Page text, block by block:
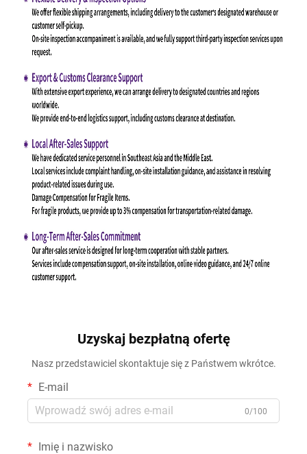
Uzyskaj bezpłatną ofertę
Nasz przedstawiciel skontaktuje się z Państwem wkrótce.
E-mail
0/100
Imię i nazwisko